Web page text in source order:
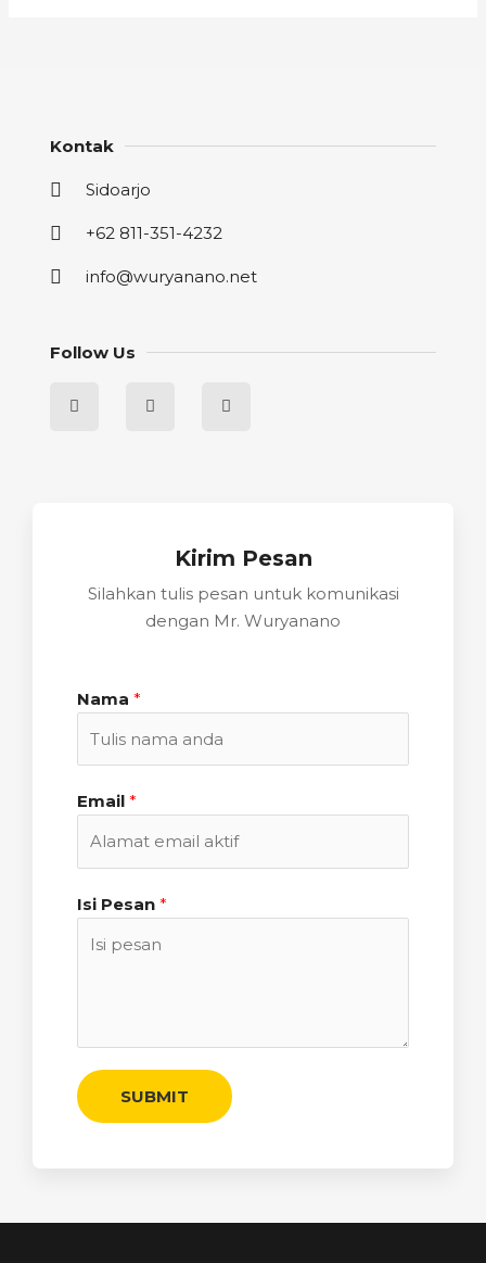
Kontak
Sidoarjo
+62 811-351-4232
info@wuryanano.net
Follow Us
Kirim Pesan
Silahkan tulis pesan untuk komunikasi
dengan Mr. Wuryanano
Nama *
Email *
Isi Pesan *
SUBMIT